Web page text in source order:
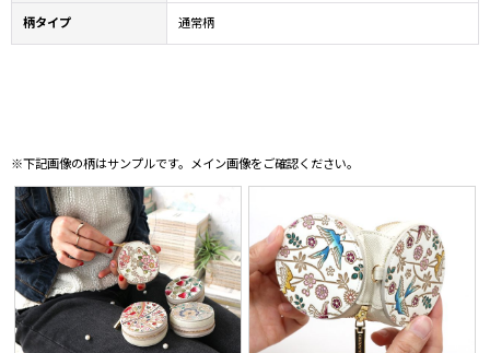
柄タイプ 通常柄
※下記画像の柄はサンプルです。メイン画像をご確認ください。